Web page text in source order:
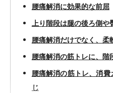
腰痛解消に効果的な前屈
上り階段は腿の後ろ側や
腰痛解消だけでなく、柔
腰痛解消の筋トレに、階
腰痛解消の筋トレ、消
じ